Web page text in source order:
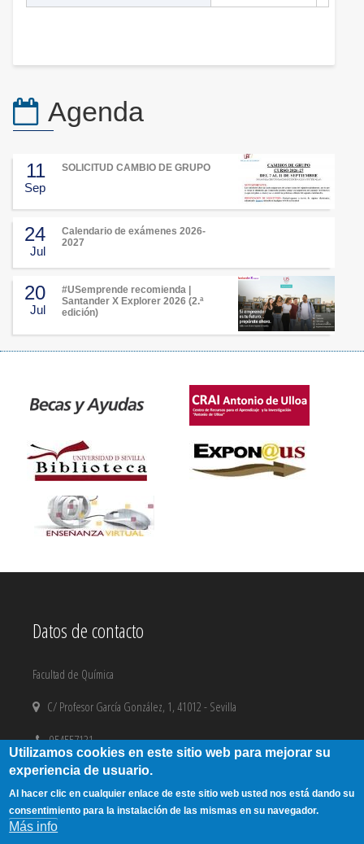
Agenda
11
Sep
SOLICITUD CAMBIO DE GRUPO
24
Jul
Calendario de exámenes 2026-
2027
20
Jul
#USemprende recomienda |
Santander X Explorer 2026 (2.ª
edición)
Datos de contacto
Facultad de Química
C/ Profesor García González, 1, 41012 - Sevilla
954557131
email@us.es
Aviso Legal|Copyright
Utilizamos cookies en este sitio web para mejorar su
experiencia de usuario.
Al hacer clic en cualquier enlace de este sitio web usted nos está dando su
consentimiento para la instalación de las mismas en su navegador.
Más info